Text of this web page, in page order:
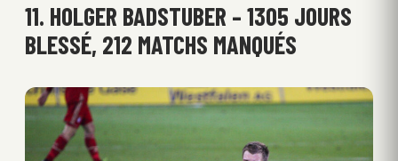
11. HOLGER BADSTUBER – 1305 JOURS
BLESSÉ, 212 MATCHS MANQUÉS